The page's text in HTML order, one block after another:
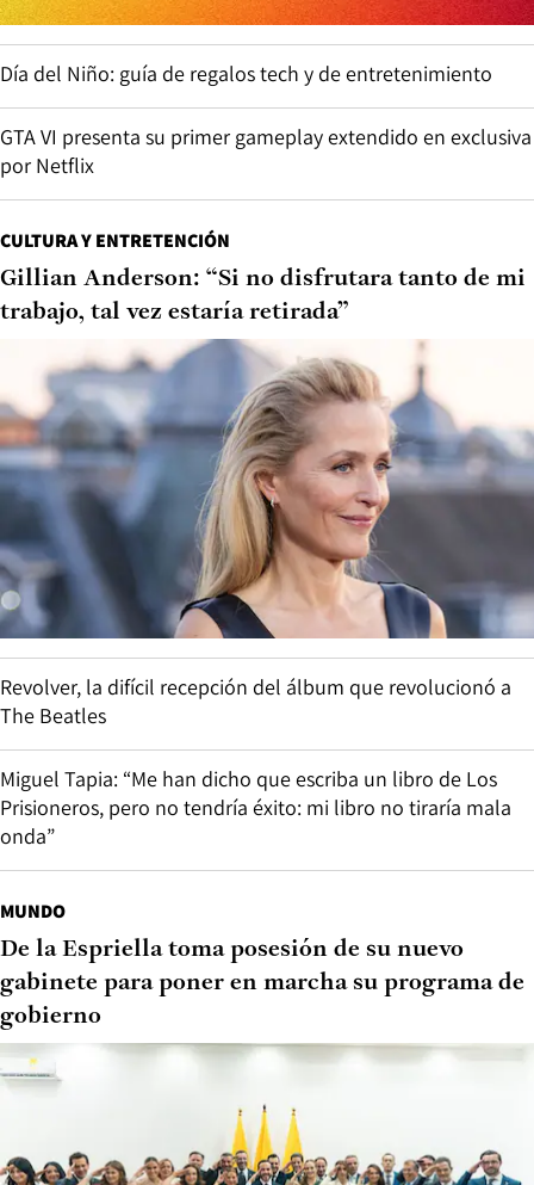
Día del Niño: guía de regalos tech y de entretenimiento
GTA VI presenta su primer gameplay extendido en exclusiva
por Netflix
CULTURA Y ENTRETENCIÓN
Gillian Anderson: “Si no disfrutara tanto de mi
trabajo, tal vez estaría retirada”
Revolver, la difícil recepción del álbum que revolucionó a
The Beatles
Miguel Tapia: “Me han dicho que escriba un libro de Los
Prisioneros, pero no tendría éxito: mi libro no tiraría mala
onda”
MUNDO
De la Espriella toma posesión de su nuevo
gabinete para poner en marcha su programa de
gobierno